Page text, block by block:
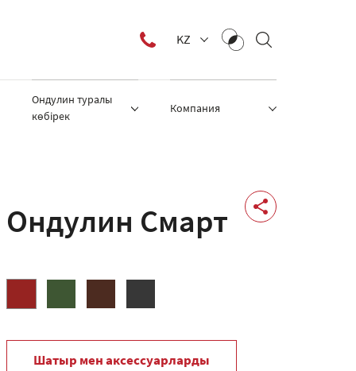
KZ
Ондулин туралы
көбірек
Компания
Ондулин Смарт
Шатыр мен аксессуарларды